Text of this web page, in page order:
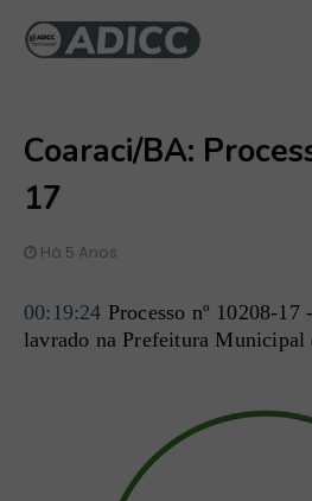
Coaraci/BA:
17
Há 5 Anos
00:19:24 Processo nº 10208-
lavrado na Prefeitura